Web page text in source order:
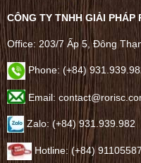
CÔNG TY TNHH GIẢI PHÁP
Office: 203/7 Ấp 5, Đông
Phone: (+84)
Email:
Zalo: (+84) 931.939.982
Hotline: (+84)